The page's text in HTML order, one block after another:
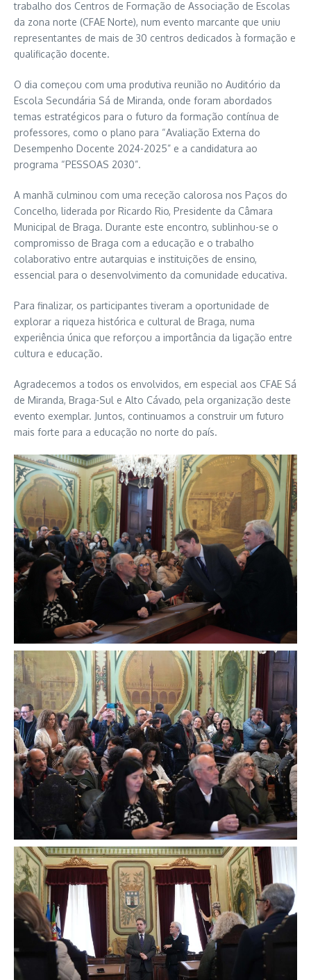
trabalho dos Centros de Formação de Associação de Escolas
da zona norte (CFAE Norte), num evento marcante que uniu
representantes de mais de 30 centros dedicados à formação e
qualificação docente.
O dia começou com uma produtiva reunião no Auditório da
Escola Secundária Sá de Miranda, onde foram abordados
temas estratégicos para o futuro da formação contínua de
professores, como o plano para “Avaliação Externa do
Desempenho Docente 2024-2025” e a candidatura ao
programa “PESSOAS 2030”.
A manhã culminou com uma receção calorosa nos Paços do
Concelho, liderada por Ricardo Rio, Presidente da Câmara
Municipal de Braga. Durante este encontro, sublinhou-se o
compromisso de Braga com a educação e o trabalho
colaborativo entre autarquias e instituições de ensino,
essencial para o desenvolvimento da comunidade educativa.
Para finalizar, os participantes tiveram a oportunidade de
explorar a riqueza histórica e cultural de Braga, numa
experiência única que reforçou a importância da ligação entre
cultura e educação.
Agradecemos a todos os envolvidos, em especial aos CFAE Sá
de Miranda, Braga-Sul e Alto Cávado, pela organização deste
evento exemplar. Juntos, continuamos a construir um futuro
mais forte para a educação no norte do país.